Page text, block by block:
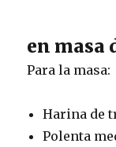
en masa
Para la masa:
Harina de
Polenta